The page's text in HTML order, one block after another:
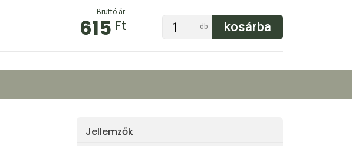
Bruttó ár:
615 Ft db
Jellemzők